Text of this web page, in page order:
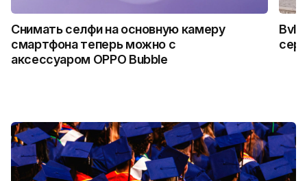
Снимать селфи на основную камеру
смартфона теперь можно с
аксессуаром OPPO Bubble